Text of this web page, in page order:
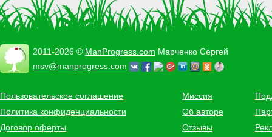
2011-2026 © ManProgress.com Марченко Сергей
msv@manprogress.com
Пользовательское соглашение
Политика конфиденциальности
Договор оферты
Миссия
Об авторе
Отзывы